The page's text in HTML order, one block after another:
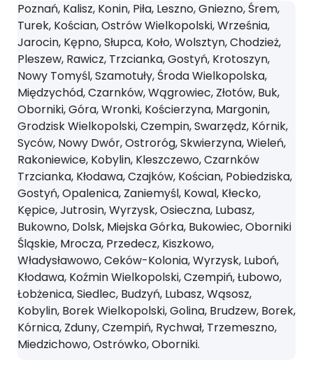
Poznań, Kalisz, Konin, Piła, Leszno, Gniezno, Śrem,
Turek, Kościan, Ostrów Wielkopolski, Września,
Jarocin, Kępno, Słupca, Koło, Wolsztyn, Chodzież,
Pleszew, Rawicz, Trzcianka, Gostyń, Krotoszyn,
Nowy Tomyśl, Szamotuły, Środa Wielkopolska,
Międzychód, Czarnków, Wągrowiec, Złotów, Buk,
Oborniki, Góra, Wronki, Kościerzyna, Margonin,
Grodzisk Wielkopolski, Czempin, Swarzędz, Kórnik,
Syców, Nowy Dwór, Ostroróg, Skwierzyna, Wieleń,
Rakoniewice, Kobylin, Kleszczewo, Czarnków
Trzcianka, Kłodawa, Czajków, Kościan, Pobiedziska,
Gostyń, Opalenica, Zaniemyśl, Kowal, Kłecko,
Kępice, Jutrosin, Wyrzysk, Osieczna, Lubasz,
Bukowno, Dolsk, Miejska Górka, Bukowiec, Oborniki
Śląskie, Mrocza, Przedecz, Kiszkowo,
Władysławowo, Ceków-Kolonia, Wyrzysk, Luboń,
Kłodawa, Koźmin Wielkopolski, Czempiń, Łubowo,
Łobżenica, Siedlec, Budzyń, Lubasz, Wąsosz,
Kobylin, Borek Wielkopolski, Golina, Brudzew, Borek,
Kórnica, Zduny, Czempiń, Rychwał, Trzemeszno,
Miedzichowo, Ostrówko, Oborniki.